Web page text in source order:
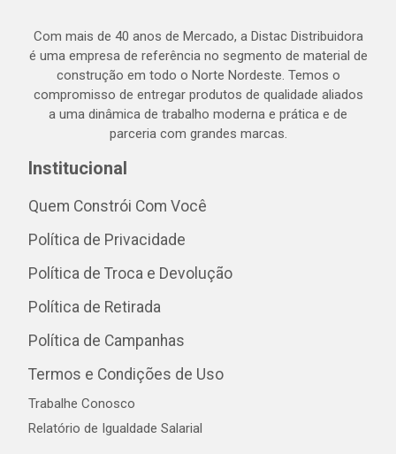
Com mais de 40 anos de Mercado, a Distac Distribuidora
é uma empresa de referência no segmento de material de
construção em todo o Norte Nordeste. Temos o
compromisso de entregar produtos de qualidade aliados
a uma dinâmica de trabalho moderna e prática e de
parceria com grandes marcas.
Institucional
Quem Constrói Com Você
Política de Privacidade
Política de Troca e Devolução
Política de Retirada
Política de Campanhas
Termos e Condições de Uso
Trabalhe Conosco
Relatório de Igualdade Salarial